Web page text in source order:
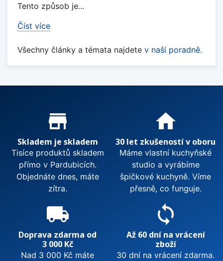
Tento způsob je...
Číst více
Všechny články a témata najdete v naší poradně.
Proč nakupovat u nás?
store_mall_directory
Skladem je skladem
Tisíce produktů skladem
přímo v Pardubicích.
Objednáte dnes, máte
zítra.
home
30 let zkušeností v oboru
Máme vlastní kuchyňské
studio a vyrábíme
špičkové kuchyně. Víme
přesně, co funguje.
local_shipping
Doprava zdarma od
3 000 Kč
Nad 3 000 Kč máte
sync
Až 60 dní na vrácení
zboží
30 dní na vrácení zdarma.